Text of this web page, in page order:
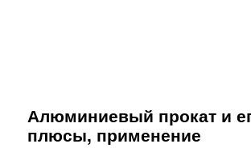
Алюминиевый прокат и
плюсы, применение